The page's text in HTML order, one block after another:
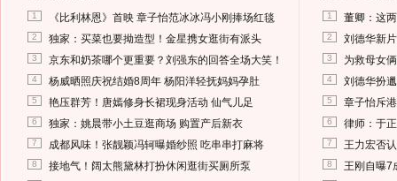
1 《比利林恩》首映 章子怡范冰冰冯小刚捧场红毯
2 独家：买菜也要拗造型！金星携女逛街有派头
3 京东和奶茶哪个更重要？刘强东的回答全场大笑！
4 杨威晒照庆祝结婚8周年 杨阳洋轻抚妈妈孕肚
5 艳压群芳！唐嫣修身长裙现身活动 仙气儿足
6 独家：姚晨带小土豆逛商场 购置产后新衣
7 成都风味！张靓颖冯轲曝婚纱照 吃串串打麻将
8 接地气！阔太熊黛林打扮休闲逛街买厕所泵
1 董卿：这
2 刘德华新
3 为救母女
4 刘德华扮
5 章子怡斥
6 律师：于
7 王力宏否
8 王刚自曝7